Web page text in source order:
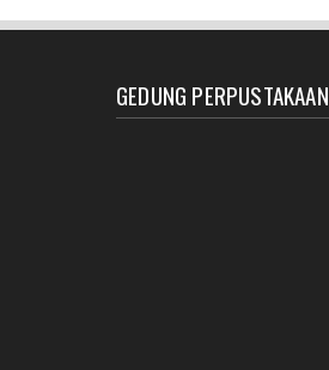
GEDUNG PERPUSTAKAAN